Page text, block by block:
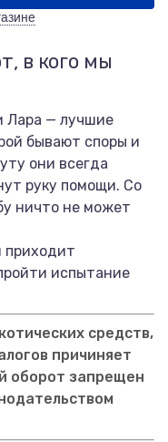
в кого мы
Лара — лучшие
бывают споры и
они всегда
руку помощи. Со
ничто не может
приходит
испытание
средств,
причиняет
оборот запрещен